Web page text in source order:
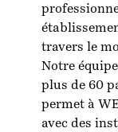
travers le
Notre
plus de 60
permet à
avec des